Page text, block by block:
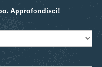
Approfondisci!